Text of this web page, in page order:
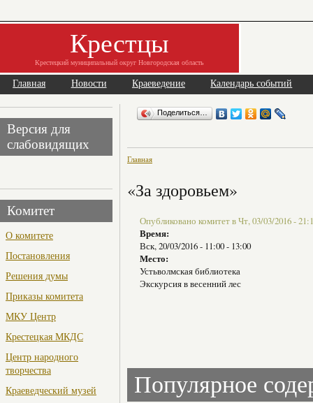
Крестцы
Крестецкий муниципальный округ Новгородская область
Главная Новости Краеведение Календарь событий
Версия для
слабовидящих
Комитет
О комитете
Постановления
Решения думы
Приказы комитета
МКУ Центр
Крестецкая МКДС
Центр народного
творчества
Краеведческий музей
Поделиться…
Главная
«За здоровьем»
Опубликовано комитет в Чт, 03/03/2016 -
Время:
Вск, 20/03/2016 - 11:00- 13:00
Место:
Устьволмская библиотека
Экскурсия в весенний лес
Популярное